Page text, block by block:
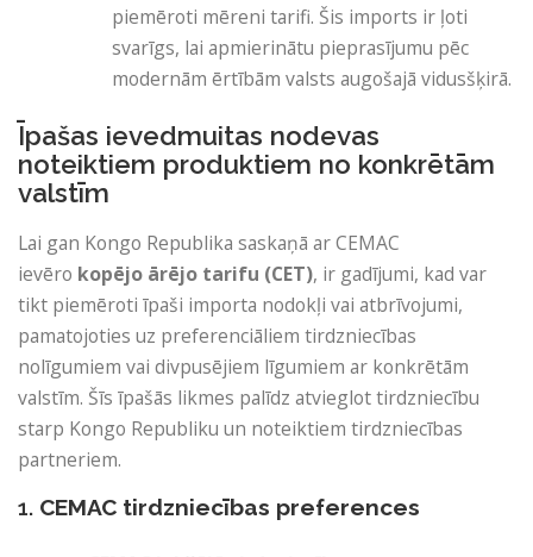
piemēroti mēreni tarifi. Šis imports ir ļoti
svarīgs, lai apmierinātu pieprasījumu pēc
modernām ērtībām valsts augošajā vidusšķirā.
Īpašas ievedmuitas nodevas
noteiktiem produktiem no konkrētām
valstīm
Lai gan Kongo Republika saskaņā ar CEMAC
ievēro kopējo ārējo tarifu (CET), ir gadījumi, kad var
tikt piemēroti īpaši importa nodokļi vai atbrīvojumi,
pamatojoties uz preferenciāliem tirdzniecības
nolīgumiem vai divpusējiem līgumiem ar konkrētām
valstīm. Šīs īpašās likmes palīdz atvieglot tirdzniecību
starp Kongo Republiku un noteiktiem tirdzniecības
partneriem.
1. CEMAC tirdzniecības preferences